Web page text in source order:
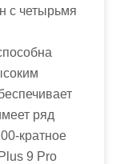
с четырьмя
ряд
кратное
9 Pro